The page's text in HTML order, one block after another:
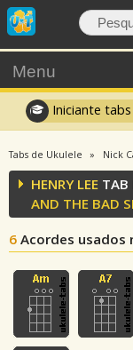
Menu
Iniciante tabs
Tabs de Ukulele Nick
HENRY LEE TAB
AND THE BAD
6 Acordes usados